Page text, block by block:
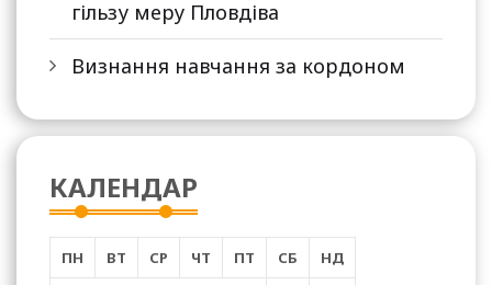
гільзу меру Пловдіва
Визнання навчання за кордоном
КАЛЕНДАР
ПН ВТ СР ЧТ ПТ СБ НД